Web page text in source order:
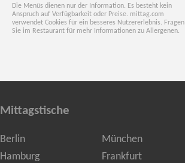
Die Menüs dienen nur der Information. Es besteht kein
Anspruch auf Verfügbarkeit oder Preise. mittag.com
verwendet Cookies für ein besseres Nutzererlebnis. Fragen
Sie im Restaurant für mehr Informationen zu Allergenen.
Mittagstische
Berlin
München
Hamburg
Frankfurt